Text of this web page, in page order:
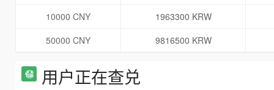
10000 CNY
1963300 KRW
50000 CNY
9816500 KRW
用户正在查兑